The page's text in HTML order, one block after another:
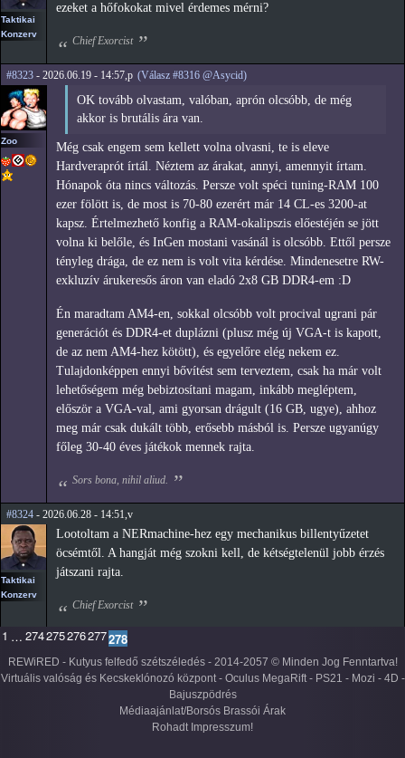
Taktikai
Konzerv
ezeket a hőfokokat mivel érdemes mérni?
Chief Exorcist
#8323 - 2026.06.19 - 14:57,p (Válasz #8316 @Asycid)
Zoo
OK tovább olvastam, valóban, aprón olcsóbb, de még
akkor is brutális ára van.
Még csak engem sem kellett volna olvasni, te is eleve
Hardveraprót írtál. Néztem az árakat, annyi, amennyit írtam.
Hónapok óta nincs változás. Persze volt spéci tuning-RAM 100
ezer fölött is, de most is 70-80 ezerért már 14 CL-es 3200-at
kapsz. Értelmezhető konfig a RAM-okalipszis előestéjén se jött
volna ki belőle, és InGen mostani vasánál is olcsóbb. Ettől persze
tényleg drága, de ez nem is volt vita kérdése. Mindenesetre RW-
exkluzív árukeresős áron van eladó 2x8 GB DDR4-em :D
Én maradtam AM4-en, sokkal olcsóbb volt procival ugrani pár
generációt és DDR4-et duplázni (plusz még új VGA-t is kapott,
de az nem AM4-hez kötött), és egyelőre elég nekem ez.
Tulajdonképpen ennyi bővítést sem terveztem, csak ha már volt
lehetőségem még bebiztosítani magam, inkább megléptem,
először a VGA-val, ami gyorsan drágult (16 GB, ugye), ahhoz
meg már csak dukált több, erősebb másból is. Persze ugyanúgy
főleg 30-40 éves játékok mennek rajta.
Sors bona, nihil aliud.
#8324 - 2026.06.28 - 14:51,v
Taktikai
Konzerv
Lootoltam a NERmachine-hez egy mechanikus billentyűzetet
öcsémtől. A hangját még szokni kell, de kétségtelenül jobb érzés
játszani rajta.
Chief Exorcist
1 … 274275276277278
REWiRED - Kutyus felfedő szétszéledés - 2014-2057 © Minden Jog Fenntartva!
Virtuális valóság és Kecskeklónozó központ - Oculus MegaRift - PS21 - Mozi - 4D -
Bajuszpödrés
Médiaajánlat/Borsós Brassói Árak
Rohadt Impresszum!